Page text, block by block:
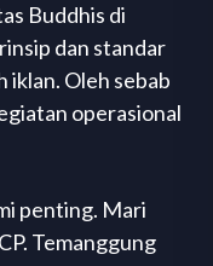
Buddhis di
dan standar
iklan. Oleh sebab
operasional
penting. Mari
Temanggung